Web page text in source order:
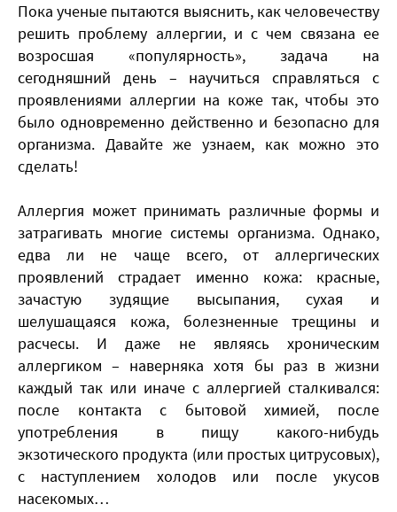
Пока ученые пытаются выяснить, как человечеству
решить проблему аллергии, и с чем связана ее
возросшая «популярность», задача на
сегодняшний день – научиться справляться с
проявлениями аллергии на коже так, чтобы это
было одновременно действенно и безопасно для
организма. Давайте же узнаем, как можно это
сделать!
Аллергия может принимать различные формы и
затрагивать многие системы организма. Однако,
едва ли не чаще всего, от аллергических
проявлений страдает именно кожа: красные,
зачастую зудящие высыпания, сухая и
шелушащаяся кожа, болезненные трещины и
расчесы. И даже не являясь хроническим
аллергиком – наверняка хотя бы раз в жизни
каждый так или иначе с аллергией сталкивался:
после контакта с бытовой химией, после
употребления в пищу какого-нибудь
экзотического продукта (или простых цитрусовых),
с наступлением холодов или после укусов
насекомых…